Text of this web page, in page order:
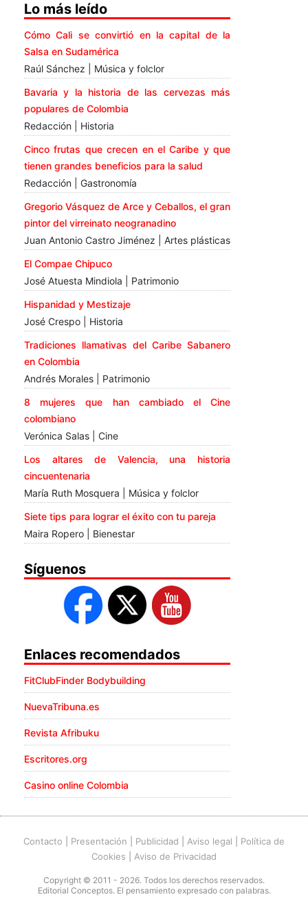
Lo más leído
Cómo Cali se convirtió en la capital de la
Salsa en Sudamérica
Raúl Sánchez | Música y folclor
Bavaria y la historia de las cervezas más
populares de Colombia
Redacción | Historia
Cinco frutas que crecen en el Caribe y que
tienen grandes beneficios para la salud
Redacción | Gastronomía
Gregorio Vásquez de Arce y Ceballos, el gran
pintor del virreinato neogranadino
Juan Antonio Castro Jiménez | Artes plásticas
El Compae Chipuco
José Atuesta Mindiola | Patrimonio
Hispanidad y Mestizaje
José Crespo | Historia
Tradiciones llamativas del Caribe Sabanero
en Colombia
Andrés Morales | Patrimonio
8 mujeres que han cambiado el Cine
colombiano
Verónica Salas | Cine
Los altares de Valencia, una historia
cincuentenaria
María Ruth Mosquera | Música y folclor
Siete tips para lograr el éxito con tu pareja
Maira Ropero | Bienestar
Síguenos
Enlaces recomendados
FitClubFinder Bodybuilding
NuevaTribuna.es
Revista Afribuku
Escritores.org
Casino online Colombia
Contacto Presentación Publicidad Aviso legal
Política de
Cookies
Aviso de Privacidad
Copyright © 2011 - 2026. Todos los derechos reservados.
Editorial Conceptos. El pensamiento expresado con palabras.